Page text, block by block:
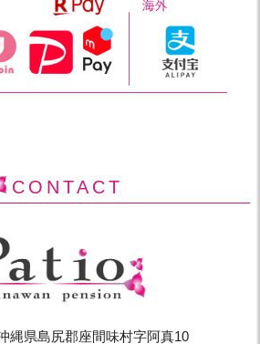
CONTACT
縄県島尻郡座間味村字阿真10